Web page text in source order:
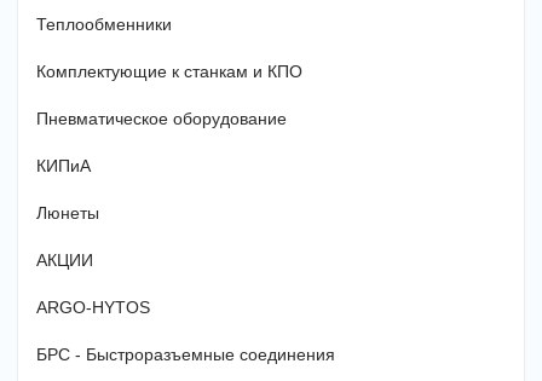
Теплообменники
Комплектующие к станкам и КПО
Пневматическое оборудование
КИПиА
Люнеты
АКЦИИ
ARGO-HYTOS
БРС - Быстроразъемные соединения